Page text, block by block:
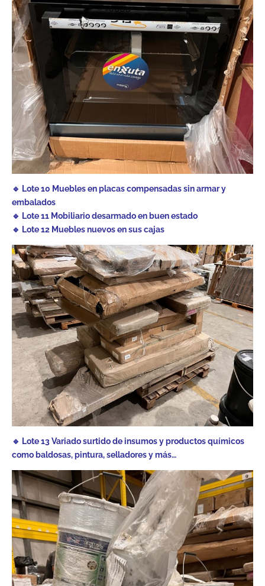
🔹 Lote 10 Muebles en placas compensadas sin armar y
embalados
🔹 Lote 11 Mobiliario desarmado en buen estado
🔹 Lote 12 Muebles nuevos en sus cajas
🔹 Lote 13 Variado surtido de insumos y productos químicos
como baldosas, pintura, selladores y más…